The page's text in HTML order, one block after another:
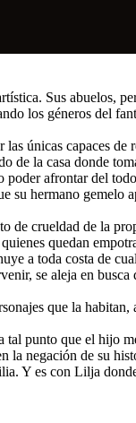
Sus abuelos,
los géneros del
únicas capaces
de la casa donde
afrontar del
su hermano gemelo
de crueldad de la
quedan
a toda costa de
se aleja en busca
que la
punto que el hijo
la negación de su
Y es con Lilja